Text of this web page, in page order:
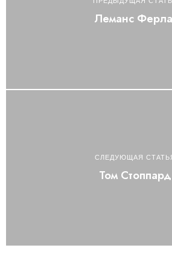
Леманс
СЛЕДУЮЩАЯ
Том Стоппард